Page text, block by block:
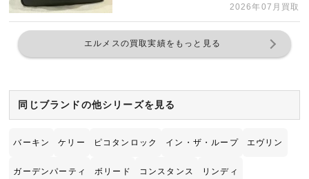
2026年07月買取
エルメスの買取実績をもっと見る
同じブランドの他シリーズを見る
バーキン ケリー ピコタンロック イン・ザ・ループ エヴリン
ガーデンパーティ ボリード コンスタンス リンディ